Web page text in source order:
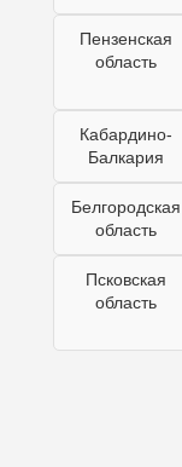
Пензенская
область
Кабардино-
Балкария
Белгородская
область
Псковская
область